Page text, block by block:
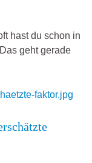
hast du schon in
geht gerade